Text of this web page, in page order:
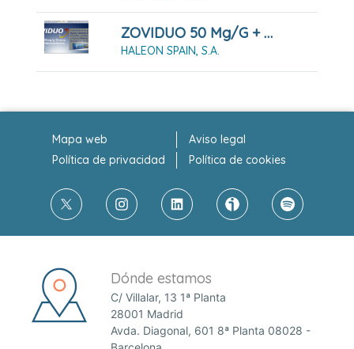
ZOVIDUO 50 Mg/g + 10 Mg/g CREMA , 1 Tubo De 2 G
HALEON SPAIN, S.A.
Mapa web
Aviso legal
Política de privacidad
Política de cookies
Dónde estamos
C/ Villalar, 13 1ª Planta
28001 Madrid
Avda. Diagonal, 601 8ª Planta 08028 -